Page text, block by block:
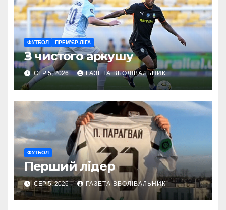
ФУТБОЛ ПРЕМ’ЄР-ЛІГА
З чистого аркушу
СЕР 5, 2026 ГАЗЕТА ВБОЛІВАЛЬНИК
ФУТБОЛ
Перший лідер
СЕР 5, 2026 ГАЗЕТА ВБОЛІВАЛЬНИК